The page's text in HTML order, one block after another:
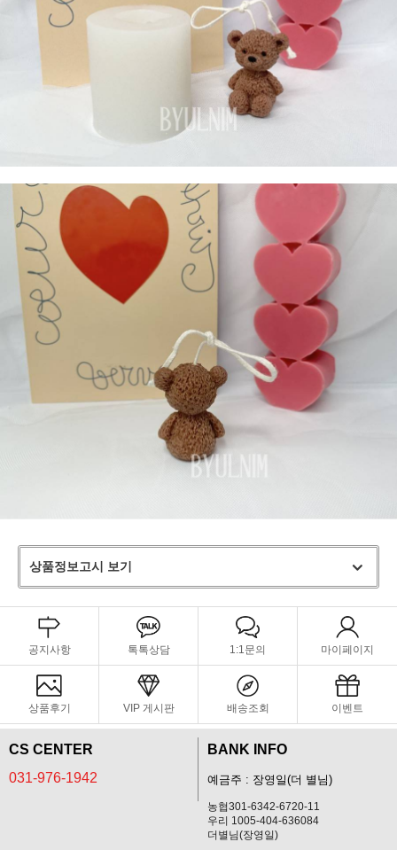
상품정보고시 보기
공지사항 톡톡상담 1:1문의 마이페이지
상품후기 VIP 게시판 배송조회 이벤트
CS CENTER
031-976-1942
BANK INFO
예금주 : 장영일(더 별님)
농협301-6342-6720-11
우리 1005-404-636084
더별님(장영일)